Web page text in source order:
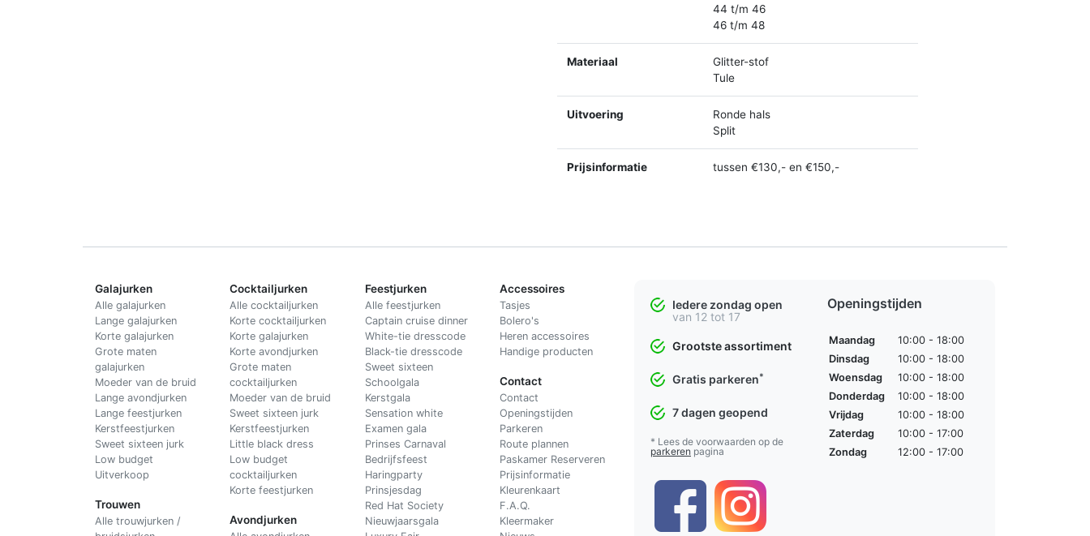
44 t/m 46
46 t/m 48
Materiaal
Glitter-stof
Tule
Uitvoering
Ronde hals
Split
Prijsinformatie tussen €130,- en €150,-
Galajurken
Alle galajurken
Lange galajurken
Korte galajurken
Grote maten
galajurken
Moeder van de bruid
Lange avondjurken
Lange feestjurken
Kerstfeestjurken
Sweet sixteen jurk
Low budget
Uitverkoop
Trouwen
Alle trouwjurken /
Cocktailjurken
Alle cocktailjurken
Korte cocktailjurken
Korte galajurken
Korte avondjurken
Grote maten
cocktailjurken
Moeder van de bruid
Sweet sixteen jurk
Kerstfeestjurken
Little black dress
Low budget
cocktailjurken
Korte feestjurken
Avondjurken
Feestjurken
Alle feestjurken
Captain cruise dinner
White-tie dresscode
Black-tie dresscode
Sweet sixteen
Schoolgala
Kerstgala
Sensation white
Examen gala
Prinses Carnaval
Bedrijfsfeest
Haringparty
Prinsjesdag
Red Hat Society
Nieuwjaarsgala
Accessoires
Tasjes
Bolero's
Heren accessoires
Handige producten
Contact
Contact
Openingstijden
Parkeren
Route plannen
Paskamer Reserveren
Prijsinformatie
Kleurenkaart
F.A.Q.
Kleermaker
Iedere zondag open
van 12 tot 17
Grootste assortiment
Gratis parkeren*
7 dagen geopend
* Lees de voorwaarden op de
parkeren pagina
Openingstijden
Maandag
10:00 - 18:00
Dinsdag
10:00 - 18:00
Woensdag
10:00 - 18:00
Donderdag
10:00 - 18:00
Vrijdag
10:00 - 18:00
Zaterdag
10:00 - 17:00
Zondag
12:00 - 17:00